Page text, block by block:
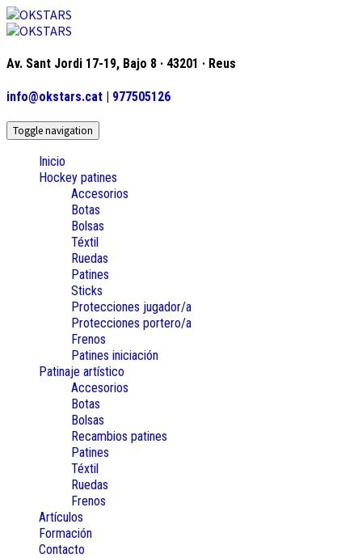
Av. Sant Jordi 17-19, Bajo 8 · 43201 · Reus
info@okstars.cat | 977505126
Toggle navigation
Inicio
Hockey patines
Accesorios
Botas
Bolsas
Téxtil
Ruedas
Patines
Sticks
Protecciones jugador/a
Protecciones portero/a
Frenos
Patines iniciación
Patinaje artístico
Accesorios
Botas
Bolsas
Recambios patines
Patines
Téxtil
Ruedas
Frenos
Artículos
Formación
Contacto